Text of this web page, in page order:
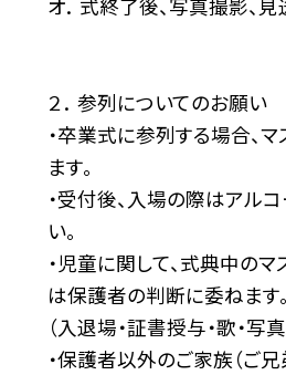
オ． 式終了後、写真撮影、見
２． 参列についてのお願い
・卒業式に参列する場合、
ます。
・受付後、入場の際はアル
い。
・児童に関して、式典中の
は保護者の判断に委ねます。
（入退場・証書授与・歌・写真
・保護者以外のご家族（ご